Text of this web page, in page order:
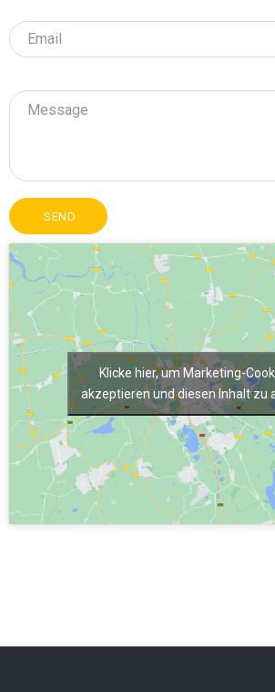
Alternative:
Klicke hier, um Marketing-
akzeptieren und diesen Inhalt zu